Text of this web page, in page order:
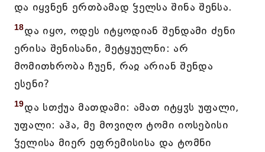
და იყვნენ ერთბამად ჴელსა შინა შენსა.
18და იყო, ოდეს იტყოდიან შენდამი ძენი
ერისა შენისანი, მეტყუელნი: არ
მომითხრობა ჩუენ, რაჲ არიან შენდა
ესენი?
19და სთქუა მათდამი: ამათ იტყჳს უფალი,
უფალი: აჰა, მე მოვიღო ტომი იოსებისი
ჴელისა მიერ ეფრემისისა და ტომნი